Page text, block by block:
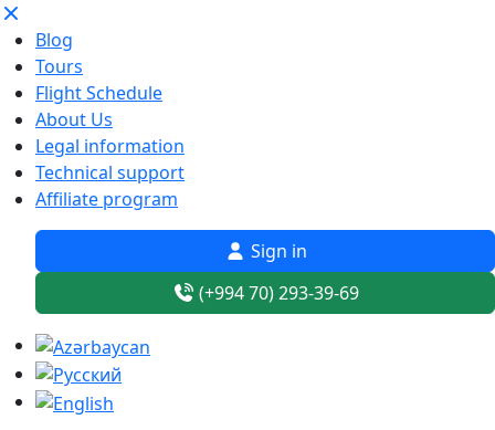
Blog
Tours
Flight Schedule
About Us
Legal information
Technical support
Affiliate program
Sign in
(+994 70) 293-39-69